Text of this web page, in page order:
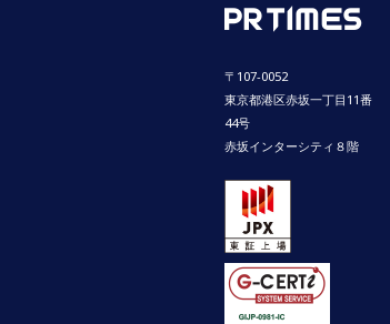
〒107-0052
東京都港区赤坂一丁目11番
44号
赤坂インターシティ８階